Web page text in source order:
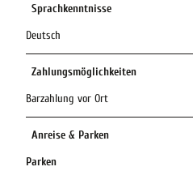
Sprachkenntnisse
Deutsch
Zahlungsmöglichkeiten
Barzahlung vor Ort
Anreise & Parken
Parken